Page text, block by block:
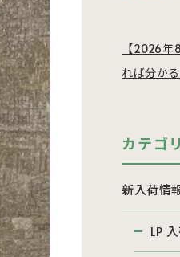
【2026
れば分か
カテゴ
新入荷情
LP